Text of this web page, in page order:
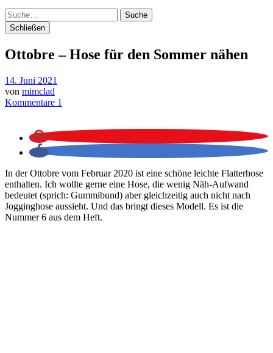
Suche
Schließen
Ottobre – Hose für den Sommer nähen
14. Juni 2021
von mimclad
Kommentare 1
In der Ottobre vom Februar 2020 ist eine schöne leichte Flatterhose
enthalten. Ich wollte gerne eine Hose, die wenig Näh-Aufwand
bedeutet (sprich: Gummibund) aber gleichzeitig auch nicht nach
Jogginghose aussieht. Und das bringt dieses Modell. Es ist die
Nummer 6 aus dem Heft.